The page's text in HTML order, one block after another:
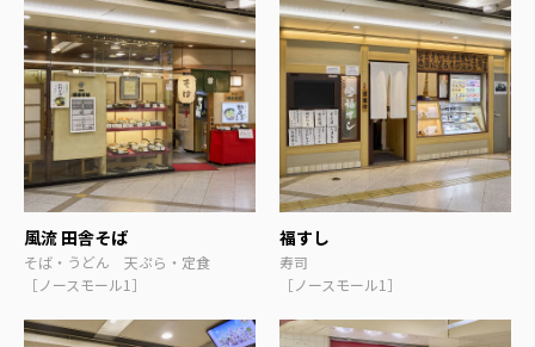
風流 田舎そば
そば・うどん 天ぷら・定食
［ノースモール1］
福すし
寿司
［ノースモール1］